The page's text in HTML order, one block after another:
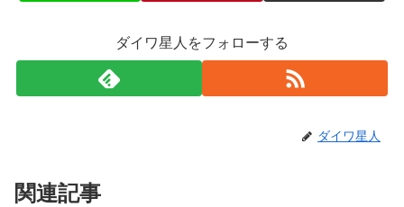
ダイワ星人をフォローする
ダイワ星人
関連記事